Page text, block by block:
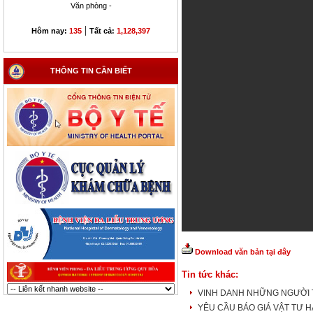
Văn phòng -
Hôm nay: 135 | Tất cả: 1,128,397
THÔNG TIN CẦN BIẾT
Download văn bản tại đây
Tin tức khác:
VINH DANH NHỮNG NGƯỜI
YÊU CẦU BÁO GIÁ VẬT TƯ